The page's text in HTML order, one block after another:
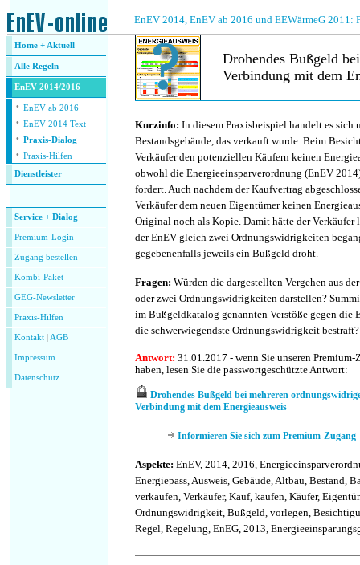
EnEV 2014, EnEV ab 2016 und EEWärmeG 2011:
Home + Aktuell
Alle Regeln
EnEV 2014/2016
· EnEV ab 2016
· EnEV 2014 Text
· Praxis-Dialog
· Praxis-Hilfen
Dienstleister
Service + Dialog
Premium-Login
Zugang bestellen
Kombi-Paket
GEG-Newsletter
Praxis-Hilfen
Kontakt AGB
Impressum
Datenschutz
Drohendes Bußgeld
Verbindung mit dem
Kurzinfo: In diesem Praxisbeispiel handelt es sich
Bestandsgebäude, das verkauft wurde. Beim
Verkäufer den potenziellen Käufern keinen
obwohl die Energieeinsparverordnung (EnEV
fordert. Auch nachdem der Kaufvertrag
Verkäufer dem neuen Eigentümer keinen
Original noch als Kopie. Damit hätte der Verkäufer
der EnEV gleich zwei Ordnungswidrigkeiten
gegebenenfalls jeweils ein Bußgeld droht.
Fragen: Würden die dargestellten Vergehen aus
oder zwei Ordnungswidrigkeiten darstellen?
im Bußgeldkatalog genannten Verstöße gegen die
die schwerwiegendste Ordnungswidrigkeit bestraft?
Antwort: 31.01.2017 - wenn Sie unseren
haben, lesen Sie die passwortgeschützte Antwort:
Drohendes Bußgeld bei mehreren
Verbindung mit dem Energieausweis
Informieren Sie sich zum Premium-Zugang
Aspekte: EnEV, 2014, 2016,
Energiepass, Ausweis, Gebäude, Altbau, Bestand,
verkaufen, Verkäufer, Kauf, kaufen, Käufer,
Ordnungswidrigkeit, Bußgeld, vorlegen,
Regel, Regelung, EnEG, 2013,